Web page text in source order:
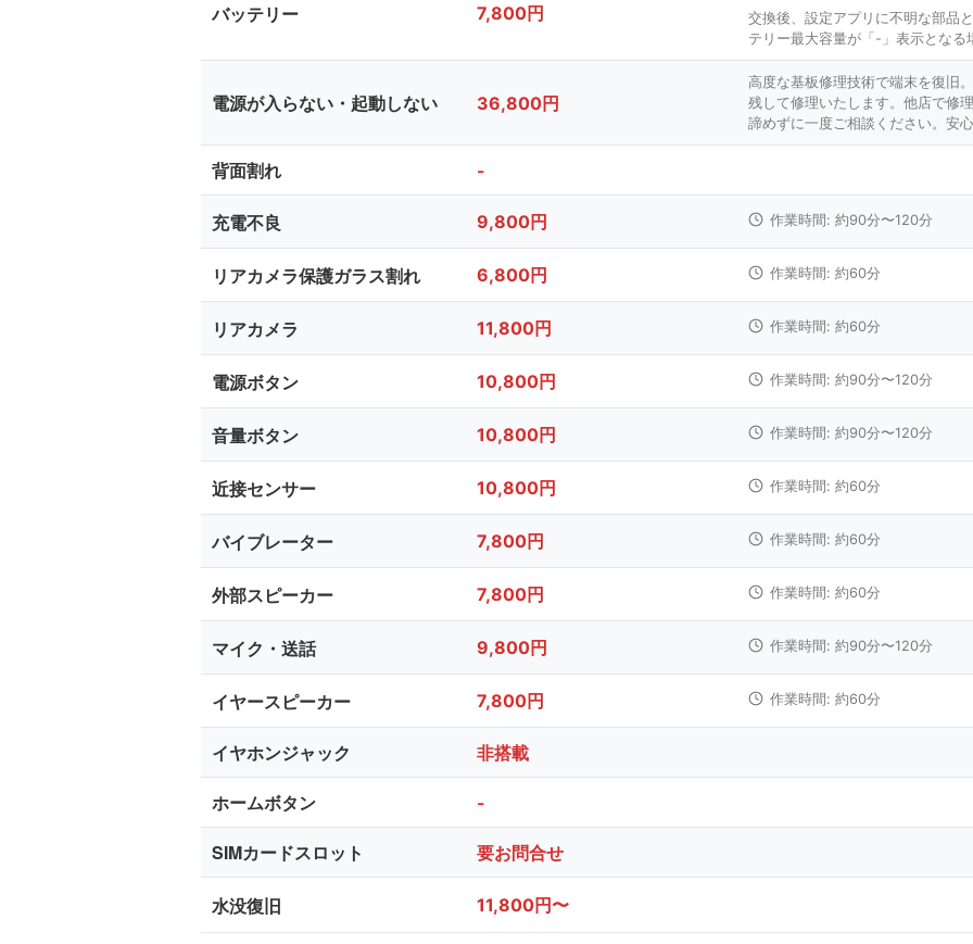
バッテリー 7,800円
交換後、設定アプリに不明な部品
テリー最大容量が「-」表示となる
電源が入らない・起動しない 36,800円
高度な基板修理技術で端末を復旧
残して修理いたします。他店で修
諦めずに一度ご相談ください。安
背面割れ -
充電不良 9,800円 作業時間: 約90分〜120分
リアカメラ保護ガラス割れ 6,800円 作業時間: 約60分
リアカメラ 11,800円 作業時間: 約60分
電源ボタン 10,800円 作業時間: 約90分〜120分
音量ボタン 10,800円 作業時間: 約90分〜120分
近接センサー 10,800円 作業時間: 約60分
バイブレーター 7,800円 作業時間: 約60分
外部スピーカー 7,800円 作業時間: 約60分
マイク・送話 9,800円 作業時間: 約90分〜120分
イヤースピーカー 7,800円 作業時間: 約60分
イヤホンジャック 非搭載
ホームボタン -
SIMカードスロット 要お問合せ
水没復旧 11,800円〜